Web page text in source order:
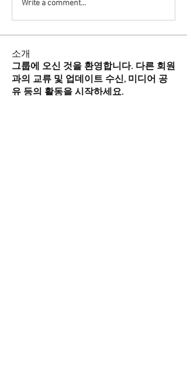
Write a comment...
소개
그룹에 오신 것을 환영합니다. 다른 회원
과의 교류 및 업데이트 수신, 미디어 공
유 등의 활동을 시작하세요.